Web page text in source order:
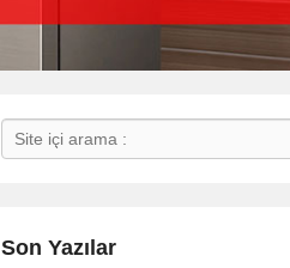
Search
Son Yazılar